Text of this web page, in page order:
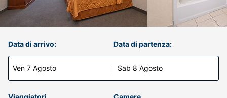
Data di arrivo:
Ven 7 Agosto
Data di partenza:
Sab 8 Agosto